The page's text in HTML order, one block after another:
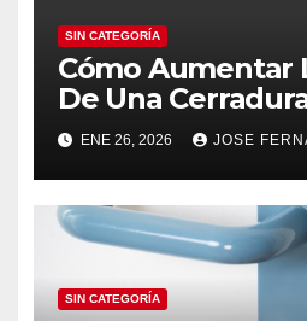
SIN CATEGORÍA
Cómo Aumentar
De Una
ENE 26, 2026 JOSE
SIN CATEGORÍA